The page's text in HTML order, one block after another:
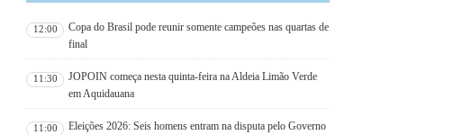
12:00
Copa do Brasil pode reunir somente campeões nas quartas de
final
11:30
JOPOIN começa nesta quinta-feira na Aldeia Limão Verde
em Aquidauana
11:00
Eleições 2026: Seis homens entram na disputa pelo Governo